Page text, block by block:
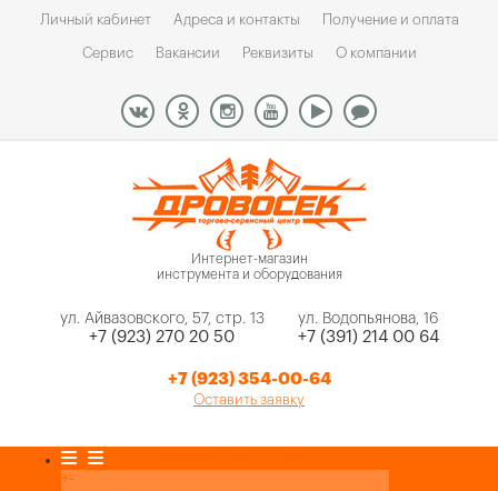
Личный кабинет Адреса и контакты Получение и оплата
Сервис Вакансии Реквизиты О компании
Интернет-магазин
инструмента и оборудования
ул. Айвазовского, 57, стр. 13
+7 (923) 270 20 50
ул. Водопьянова, 16
+7 (391) 214 00 64
+7 (923) 354-00-64
Оставить заявку
+-